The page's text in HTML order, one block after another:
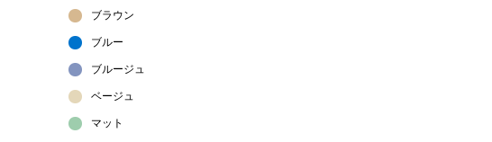
ブラウン
ブルー
ブルージュ
ベージュ
マット